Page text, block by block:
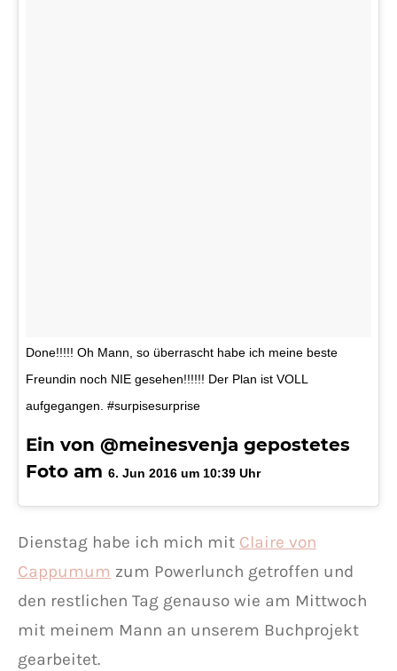
Done!!!!! Oh Mann, so überrascht habe ich meine beste
Freundin noch NIE gesehen!!!!!! Der Plan ist VOLL
aufgegangen. #surpisesurprise
Ein von @meinesvenja gepostetes
Foto am 6. Jun 2016 um 10:39 Uhr
Dienstag habe ich mich mit Claire von
Cappumum zum Powerlunch getroffen und
den restlichen Tag genauso wie am Mittwoch
mit meinem Mann an unserem Buchprojekt
gearbeitet.